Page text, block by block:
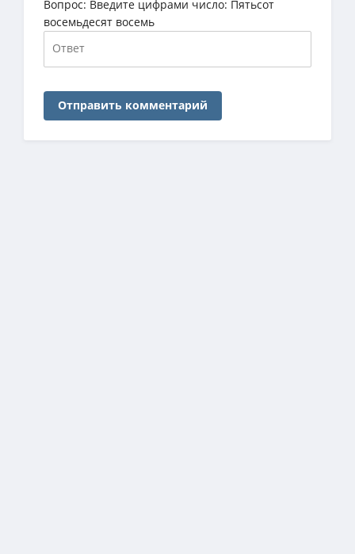
Вопрос: Введите цифрами число: Пятьсот
восемьдесят восемь
Отправить комментарий